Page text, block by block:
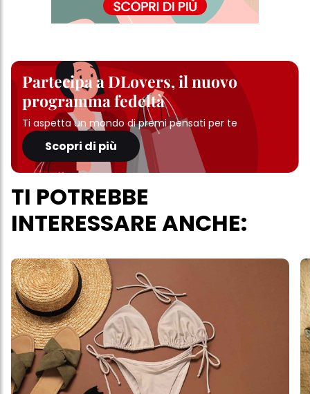
Partecipa a DLovers, il nuovo
programma fedeltà
Ti aspetta un mondo di premi pensati per te
Scopri di più
TI POTREBBE
INTERESSARE ANCHE: